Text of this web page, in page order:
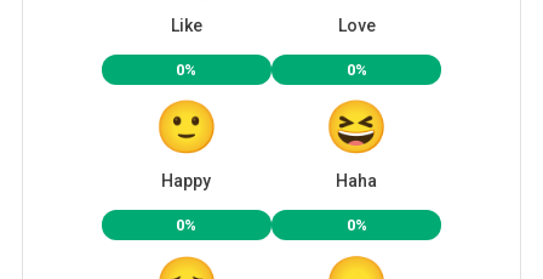
Like Love
0%
Happy
0%
Haha
0% 0%